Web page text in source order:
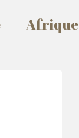
Afrique